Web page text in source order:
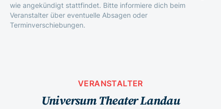
wie angekündigt stattfindet. Bitte informiere dich beim
Veranstalter über eventuelle Absagen oder
Terminverschiebungen.
VERANSTALTER
Universum Theater Landau